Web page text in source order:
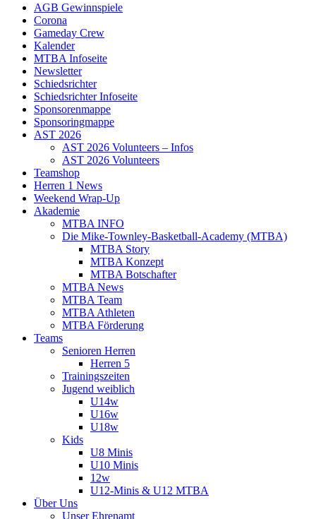
AGB Gewinnspiele
Corona
Gameday Crew
Kalender
MTBA Infoseite
Newsletter
Schiedsrichter
Schiedsrichter Infoseite
Sponsorenmappe
Sponsoringmappe
AST 2026
AST 2026 Volunteers – Infos
AST 2026 Volunteers
Teamshop
Herren 1 News
Weekend Wrap-Up
Akademie
MTBA INFO
Die Mike-Townley-Basketball-Academy (MTBA)
MTBA Story
MTBA Konzept
MTBA Botschafter
MTBA News
MTBA Team
MTBA Athleten
MTBA Förderung
Teams
Senioren Herren
Herren 5
Trainingszeiten
Jugend weiblich
U14w
U16w
U18w
Kids
U8 Minis
U10 Minis
12w
U12-Minis & U12 MTBA
Über Uns
Unser Ehrenamt